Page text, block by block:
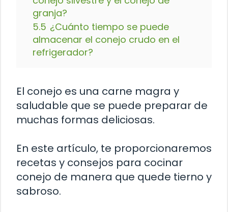
granja?
5.5 ¿Cuánto tiempo se puede
almacenar el conejo crudo en el
refrigerador?
El conejo es una carne magra y
saludable que se puede preparar de
muchas formas deliciosas.
En este artículo, te proporcionaremos
recetas y consejos para cocinar
conejo de manera que quede tierno y
sabroso.